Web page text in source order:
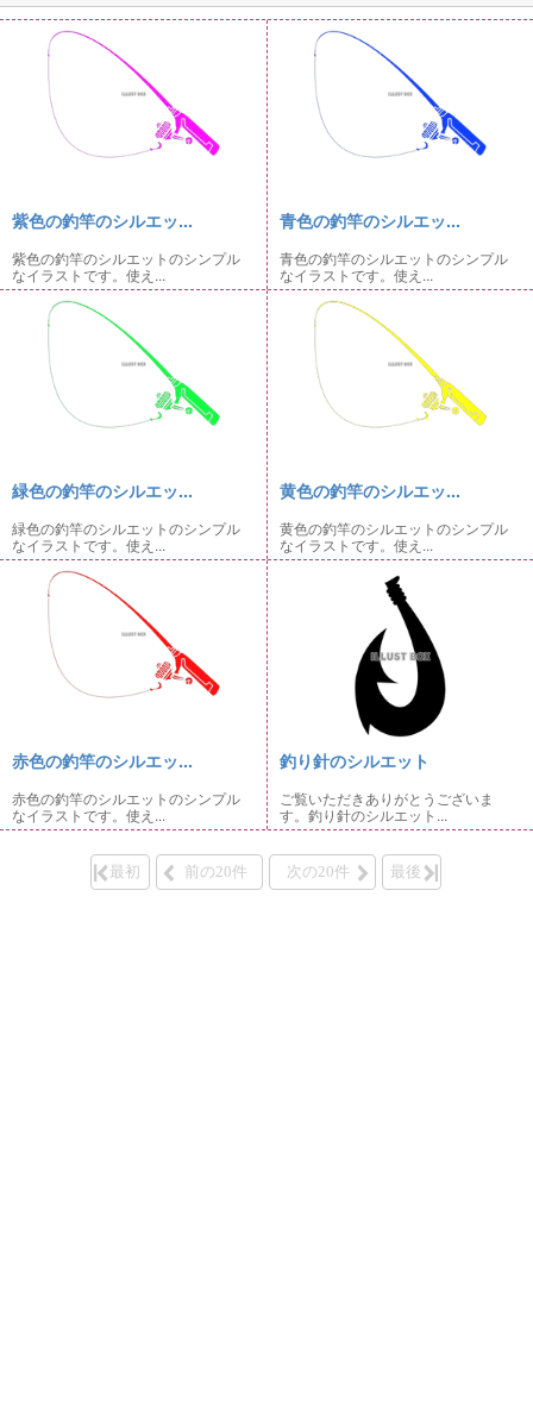
紫色の釣竿のシルエッ...
紫色の釣竿のシルエットのシンプル
なイラストです。使え...
青色の釣竿のシルエッ...
青色の釣竿のシルエットのシンプル
なイラストです。使え...
緑色の釣竿のシルエッ...
緑色の釣竿のシルエットのシンプル
なイラストです。使え...
黄色の釣竿のシルエッ...
黄色の釣竿のシルエットのシンプル
なイラストです。使え...
赤色の釣竿のシルエッ...
赤色の釣竿のシルエットのシンプル
なイラストです。使え...
釣り針のシルエット
ご覧いただきありがとうございま
す。釣り針のシルエット...
最初 前の20件 次の20件 最後